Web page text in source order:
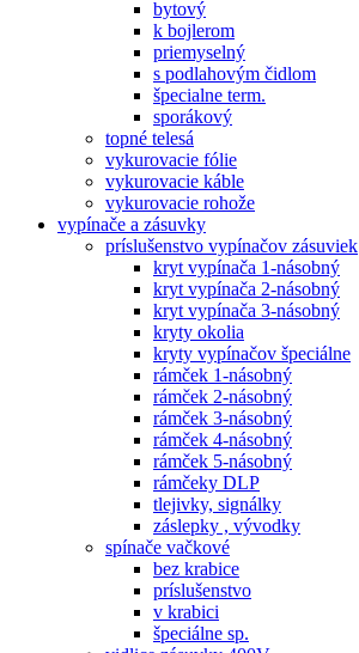
bytový
k bojlerom
priemyselný
s podlahovým čidlom
špecialne term.
sporákový
topné telesá
vykurovacie fólie
vykurovacie káble
vykurovacie rohože
vypínače a zásuvky
príslušenstvo vypínačov zásuviek
kryt vypínača 1-násobný
kryt vypínača 2-násobný
kryt vypínača 3-násobný
kryty okolia
kryty vypínačov špeciálne
rámček 1-násobný
rámček 2-násobný
rámček 3-násobný
rámček 4-násobný
rámček 5-násobný
rámčeky DLP
tlejivky, signálky
záslepky , vývodky
spínače vačkové
bez krabice
príslušenstvo
v krabici
špeciálne sp.